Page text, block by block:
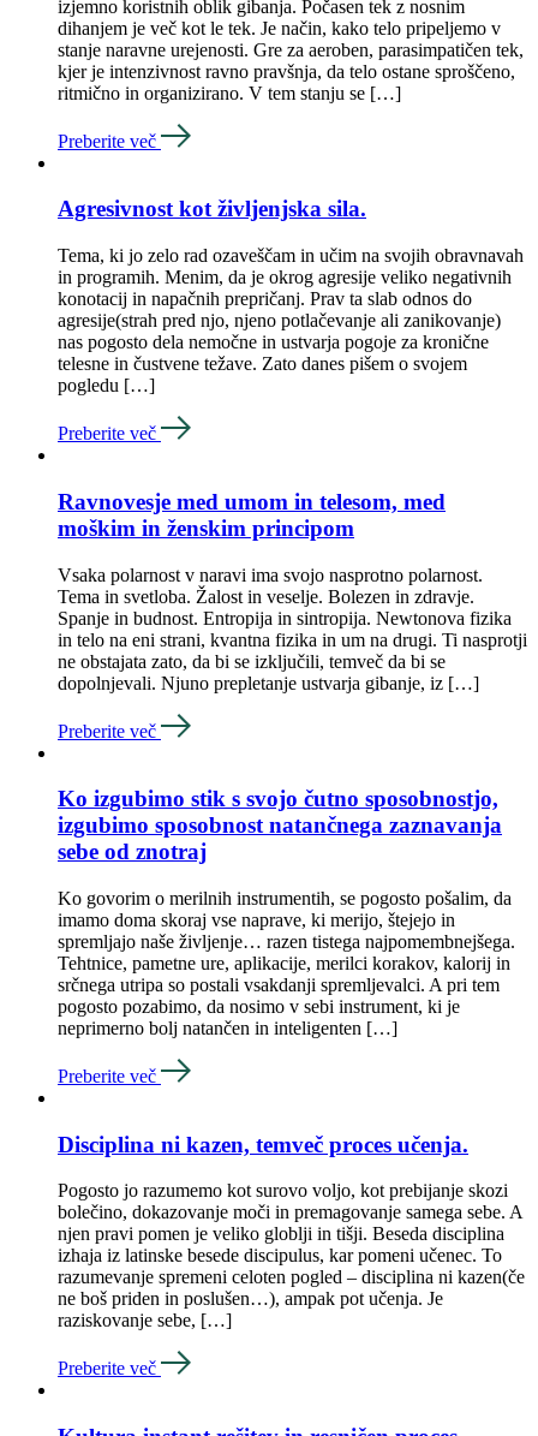
izjemno koristnih oblik gibanja. Počasen tek z nosnim
dihanjem je več kot le tek. Je način, kako telo pripeljemo v
stanje naravne urejenosti. Gre za aeroben, parasimpatičen tek,
kjer je intenzivnost ravno pravšnja, da telo ostane sproščeno,
ritmično in organizirano. V tem stanju se […]
Preberite več
Agresivnost kot življenjska sila.
Tema, ki jo zelo rad ozaveščam in učim na svojih obravnavah
in programih. Menim, da je okrog agresije veliko negativnih
konotacij in napačnih prepričanj. Prav ta slab odnos do
agresije(strah pred njo, njeno potlačevanje ali zanikovanje)
nas pogosto dela nemočne in ustvarja pogoje za kronične
telesne in čustvene težave. Zato danes pišem o svojem
pogledu […]
Preberite več
Ravnovesje med umom in telesom, med
moškim in ženskim principom
Vsaka polarnost v naravi ima svojo nasprotno polarnost.
Tema in svetloba. Žalost in veselje. Bolezen in zdravje.
Spanje in budnost. Entropija in sintropija. Newtonova fizika
in telo na eni strani, kvantna fizika in um na drugi. Ti nasprotji
ne obstajata zato, da bi se izključili, temveč da bi se
dopolnjevali. Njuno prepletanje ustvarja gibanje, iz […]
Preberite več
Ko izgubimo stik s svojo čutno sposobnostjo,
izgubimo sposobnost natančnega zaznavanja
sebe od znotraj
Ko govorim o merilnih instrumentih, se pogosto pošalim, da
imamo doma skoraj vse naprave, ki merijo, štejejo in
spremljajo naše življenje… razen tistega najpomembnejšega.
Tehtnice, pametne ure, aplikacije, merilci korakov, kalorij in
srčnega utripa so postali vsakdanji spremljevalci. A pri tem
pogosto pozabimo, da nosimo v sebi instrument, ki je
neprimerno bolj natančen in inteligenten […]
Preberite več
Disciplina ni kazen, temveč proces učenja.
Pogosto jo razumemo kot surovo voljo, kot prebijanje skozi
bolečino, dokazovanje moči in premagovanje samega sebe. A
njen pravi pomen je veliko globlji in tišji. Beseda disciplina
izhaja iz latinske besede discipulus, kar pomeni učenec. To
razumevanje spremeni celoten pogled – disciplina ni kazen(če
ne boš priden in poslušen…), ampak pot učenja. Je
raziskovanje sebe, […]
Preberite več